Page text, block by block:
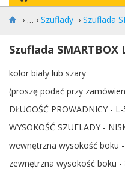
› Szuflady › Szuflada
Szuflada SMARTBOX
kolor biały lub szary
(proszę podać przy
DŁUGOŚĆ PROWADNICY -
WYSOKOŚĆ SZUFLADY -
wewnętrzna wysokość boku
zewnętrzna wysokość boku -